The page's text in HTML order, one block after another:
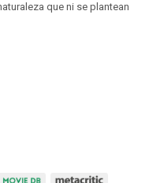
que ni se plantean